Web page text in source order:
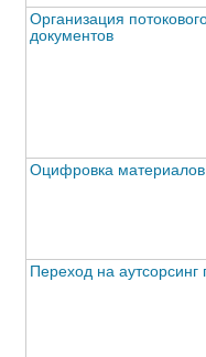
Организация
документов
Оцифровка материалов
Переход на аутсорсинг